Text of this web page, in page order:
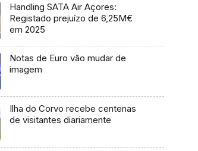
Handling SATA Air Açores:
Registado prejuízo de 6,25M€
em 2025
Notas de Euro vão mudar de
imagem
Ilha do Corvo recebe centenas
de visitantes diariamente